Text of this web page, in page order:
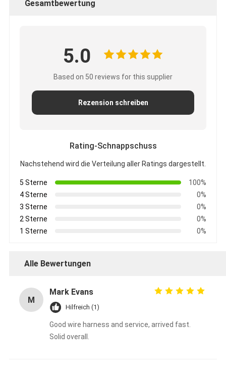
Gesamtbewertung
5.0
Based on 50 reviews for this supplier
Rezension schreiben
Rating-Schnappschuss
Nachstehend wird die Verteilung aller Ratings dargestellt.
5 Sterne
100%
4 Sterne
0%
3 Sterne
0%
2 Sterne
0%
1 Sterne
0%
Alle Bewertungen
M
Mark Evans
Hilfreich (1)
Good wire harness and service, arrived fast.
Solid overall.